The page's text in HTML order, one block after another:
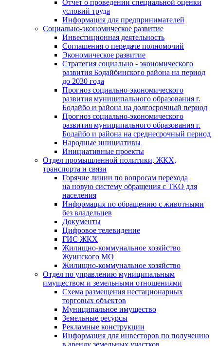
Отчет о проведении специальной оценки
условий труда
Информация для предпринимателей
Социально-экономическое развитие
Инвестиционная деятельность
Соглашения о передаче полномочий
Экономическое развитие
Стратегия социально - экономического
развития Бодайбинского района на период
до 2030 года
Прогноз социально-экономического
развития муниципального образования г.
Бодайбо и района на долгосрочный период
Прогноз социально-экономического
развития муниципального образования г.
Бодайбо и района на среднесрочный период
Народные инициативы
Инициативные проекты
Отдел промышленной политики, ЖКХ,
транспорта и связи
Горячие линии по вопросам перехода
на новую систему обращения с ТКО для
населения
Информация по обращению с животными
без владельцев
Документы
Цифровое телевидение
ГИС ЖКХ
Жилищно-коммунальное хозяйство
Жуинского МО
Жилищно-коммунальное хозяйство
Отдел по управлению муниципальным
имуществом и земельными отношениями
Схема размещения нестационарных
торговых объектов
Муниципальное имущество
Земельные ресурсы
Рекламные конструкции
Информация для инвесторов по получению
в аренду земельных участков